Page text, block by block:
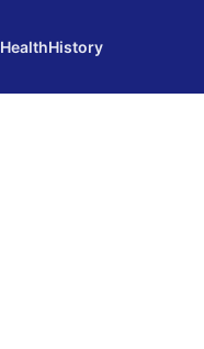
HealthHistory